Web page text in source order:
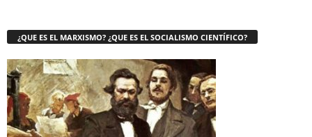
¿QUE ES EL MARXISMO? ¿QUE ES EL SOCIALISMO CIENTÍFICO?